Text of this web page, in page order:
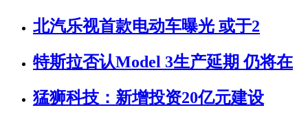
北汽乐视首款电动车曝光 或于2
特斯拉否认Model 3生产延期 仍将在
猛狮科技：新增投资20亿元建设